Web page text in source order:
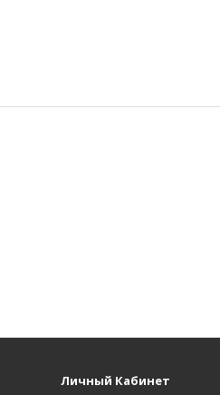
Личный Кабинет